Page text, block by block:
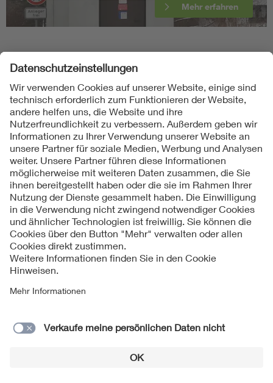
Mehr erfahren
Folgen Sie uns
Kontakte
Service
Impressum
Datenschutzinformationen
Cookie Hinweise
Lieferantenportal
© 2026 VDE Verband der Elektrotechnik Elektronik